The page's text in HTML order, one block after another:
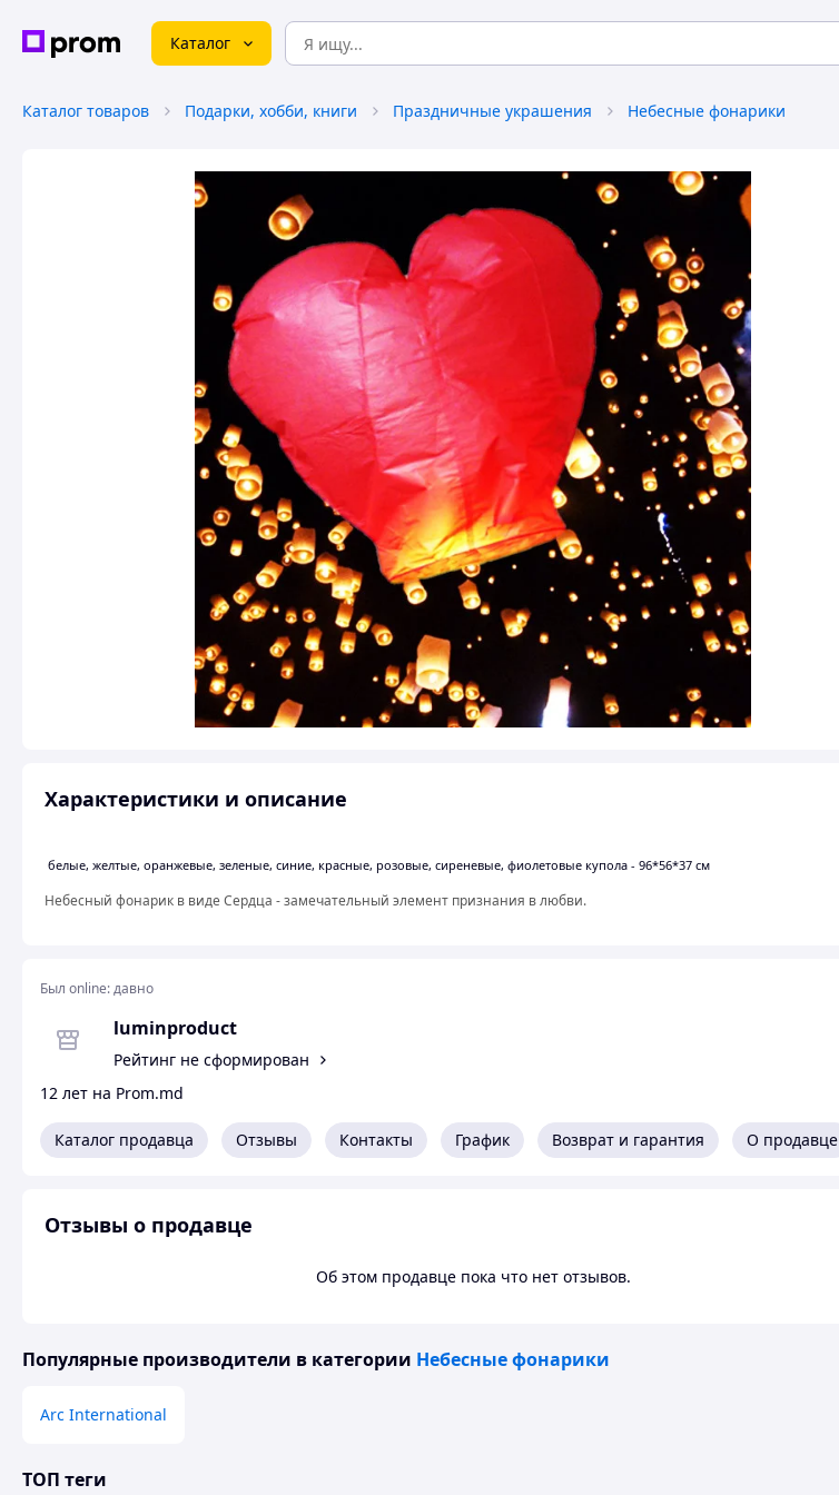
Каталог
Каталог товаров Подарки, хобби, книги Праздничные украшения Небесные фонарики
Характеристики и описание
белые, желтые, оранжевые, зеленые, синие, красные, розовые, сиреневые, фиолетовые купола - 96*56*37 см
Небесный фонарик в виде Сердца - замечательный элемент признания в любви.
Был online:давно
luminproduct
Рейтинг не сформирован
12 лет на Prom.md
Каталог продавца Отзывы Контакты График Возврат и гарантия О продавце
Отзывы о продавце
Об этом продавце пока что нет отзывов.
Популярные производители в категории Небесные фонарики
Arc International
ТОП теги